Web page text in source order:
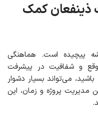
ذینفعان کمک
پیچیده است. هماهنگی
و شفافیت در پیشرفت
باشید، می‌تواند بسیار دشوار
مدیریت پروژه و زمان، این